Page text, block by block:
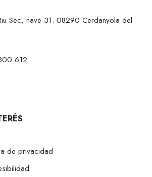
Sec, nave 31. 08290 Cerdanyola del
612
de privacidad